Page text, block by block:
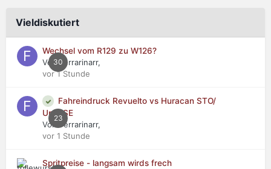
Vieldiskutiert
30
Wechsel vom R129 zu W126?
Von Ferrarinarr,
vor 1 Stunde
23
Fahreindruck Revuelto vs Huracan STO/
Urus SE
Von Ferrarinarr,
vor 1 Stunde
Spritpreise - langsam wirds frech